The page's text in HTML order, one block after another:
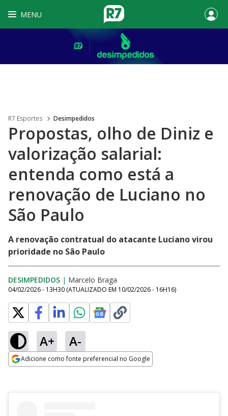
MENU
R7 Esportes Desimpedidos
Propostas, olho de Diniz e
valorização salarial:
entenda como está a
renovação de Luciano no
São Paulo
A renovação contratual do atacante Luciano virou
prioridade no São Paulo
DESIMPEDIDOS | Marcelo Braga
04/02/2026 - 13H30 (ATUALIZADO EM 10/02/2026 - 16H16)
A+ A-
Adicione como fonte preferencial no Google